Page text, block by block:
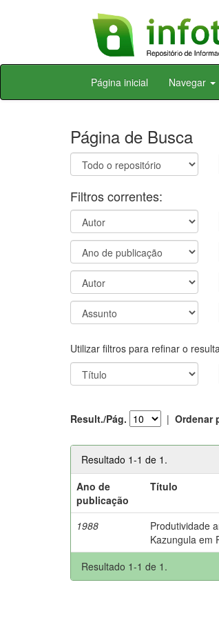
Skip
Página inicial Navegar
Página de Busca
Filtros correntes:
Utilizar filtros para refinar o
Result./Pág. | Ordenar
Resultado 1-1 de 1.
Ano de
publicação
Título
1988
Produtividade
Kazungula em
Resultado 1-1 de 1.